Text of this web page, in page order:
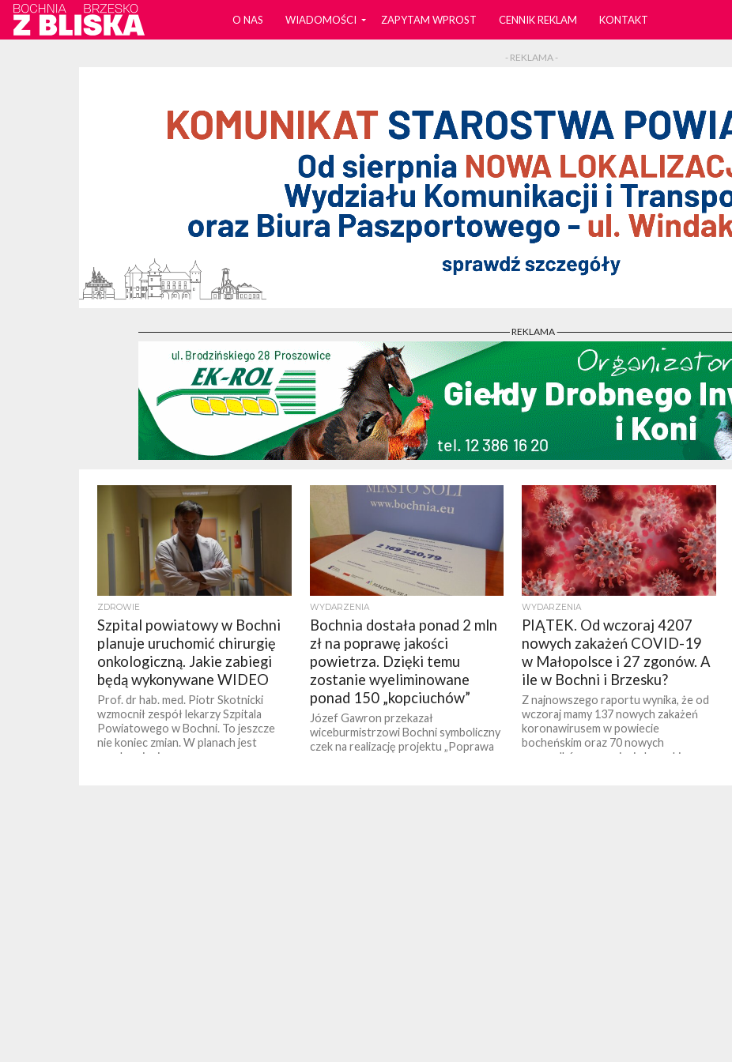
O NAS WIADOMOŚCI ZAPYTAM WPROST CENNIK REKLAM KONTAKT
- REKLAMA -
- REKLAMA -
ZDROWIE
Szpital powiatowy w Bochni
planuje uruchomić chirurgię
onkologiczną. Jakie zabiegi
będą wykonywane WIDEO
Prof. dr hab. med. Piotr Skotnicki
wzmocnił zespół lekarzy Szpitala
Powiatowego w Bochni. To jeszcze
nie koniec zmian. W planach jest
uruchomienie...
WYDARZENIA
Bochnia dostała ponad 2 mln
zł na poprawę jakości
powietrza. Dzięki temu
zostanie wyeliminowane
ponad 150 „kopciuchów”
Józef Gawron przekazał
wiceburmistrzowi Bochni symboliczny
czek na realizację projektu „Poprawa
WYDARZENIA
PIĄTEK. Od wczoraj 4207
nowych zakażeń COVID-19
w Małopolsce i 27 zgonów. A
ile w Bochni i Brzesku?
Z najnowszego raportu wynika, że od
wczoraj mamy 137 nowych zakażeń
koronawirusem w powiecie
bocheńskim oraz 70 nowych
przypadków w powiecie brzeskim.